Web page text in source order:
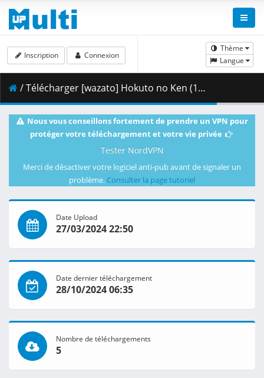
Thème
Langue
Inscription Connexion
/ Télécharger [wazato] Hokuto no Ken (1984) - 027 [REMASTERED] [DVD] [54FD2878].mkv.002 ( 470.76 MB )
Nous vous conseillons fortement de prendre un VPN pour
protéger votre téléchargement et votre vie privée
Tester NordVPN
Merci de désactiver votre logiciel anti-pub avant de signaler un
problème. Consulter la page tutoriel
Date Upload
27/03/2024 22:50
Date dernier téléchargement
28/10/2024 06:35
Nombre de téléchargements
5